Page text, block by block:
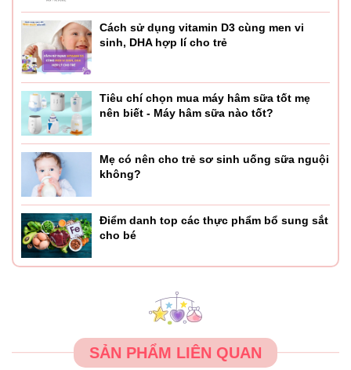
- Sau khi mở nắp nên bảo quản lạnh và sử dụng trong
vòng 40 ngày.
- Để xa tầm với trẻ em. Không sử dụng khi màng dán bị
hỏng hoặc bị mất.
Cách sử dụng vitamin D3 cùng men vi
sinh, DHA hợp lí cho trẻ
Tiêu chí chọn mua máy hâm sữa tốt mẹ
nên biết - Máy hâm sữa nào tốt?
Mẹ có nên cho trẻ sơ sinh uống sữa nguội
không?
Điểm danh top các thực phẩm bổ sung sắt
cho bé
SẢN PHẨM LIÊN QUAN